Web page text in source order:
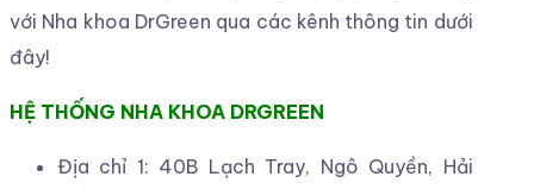
với Nha khoa DrGreen qua các kênh thông tin dưới
đây!
HỆ THỐNG NHA KHOA DRGREEN
Địa chỉ 1: 40B Lạch Tray, Ngô Quyền, Hải